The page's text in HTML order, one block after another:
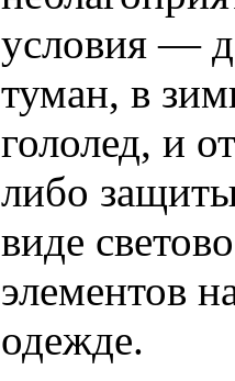
условия —
туман, в
гололед, и
либо
виде
элементов
одежде.